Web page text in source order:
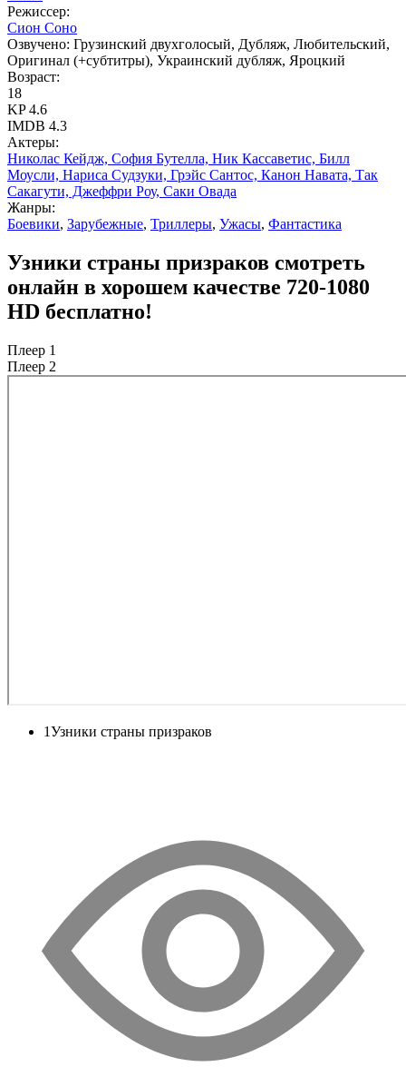
Режиссер:
Сион Соно
Озвучено: Грузинский двухголосый, Дубляж, Любительский,
Оригинал (+субтитры), Украинский дубляж, Яроцкий
Возраст:
18
KP4.6
IMDB 4.3
Актеры:
Николас Кейдж, София Бутелла, Ник Кассаветис, Билл
Моусли, Нариса Судзуки, Грэйс Сантос, Канон Навата, Так
Сакагути, Джеффри Роу, Саки Овада
Жанры:
Боевики, Зарубежные, Триллеры, Ужасы, Фантастика
Узники страны призраков смотреть
онлайн в хорошем качестве 720-1080
HD бесплатно!
Плеер 1
Плеер 2
1Узники страны призраков